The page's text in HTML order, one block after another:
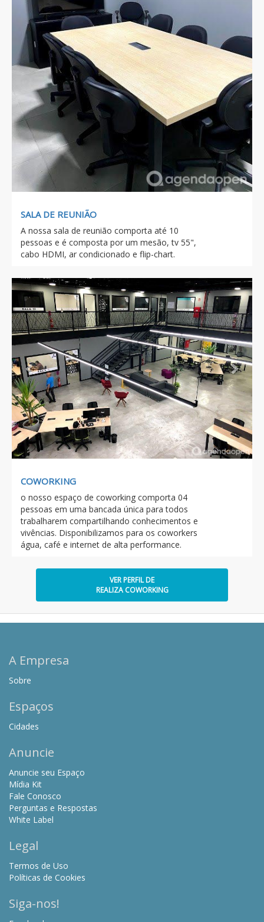
SALA DE REUNIÃO
A nossa sala de reunião comporta até 10
pessoas e é composta por um mesão, tv 55",
cabo HDMI, ar condicionado e flip-chart.
Previous Next
COWORKING
o nosso espaço de coworking comporta 04
pessoas em uma bancada única para todos
trabalharem compartilhando conhecimentos e
vivências. Disponibilizamos para os coworkers
água, café e internet de alta performance.
VER PERFIL DE
REALIZA COWORKING
A Empresa
Sobre
Espaços
Cidades
Anuncie
Anuncie seu Espaço
Mídia Kit
Fale Conosco
Perguntas e Respostas
White Label
Legal
Termos de Uso
Políticas de Cookies
Siga-nos!